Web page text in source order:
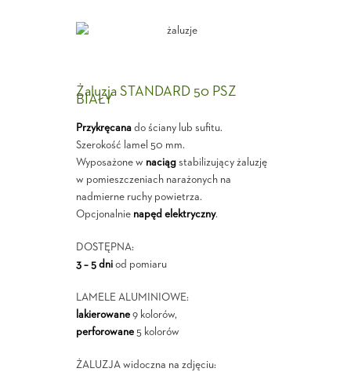
Żaluzja STANDARD 50 PSZ
BIAŁY
Przykręcanado ściany lub sufitu.
Szerokość lamel 50 mm.
Wyposażone w naciągstabilizujący żaluzję
w pomieszczeniach narażonych na
nadmierne ruchy powietrza.
Opcjonalnie napęd elektryczny.
DOSTĘPNA:
3 – 5 dniod pomiaru
LAMELE ALUMINIOWE:
lakierowane9 kolorów,
perforowane5 kolorów
ŻALUZJA widoczna na zdjęciu: